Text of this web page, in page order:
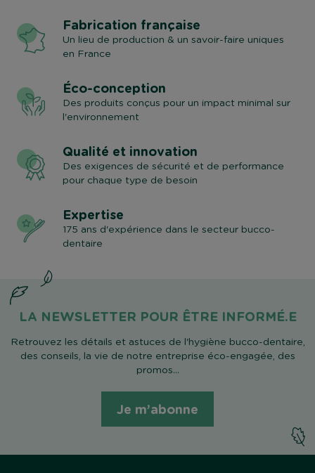
Fabrication française
Un lieu de production & un savoir-faire uniques
en France
Éco-conception
Des produits conçus pour un impact minimal sur
l'environnement
Qualité et innovation
Des exigences de sécurité et de performance
pour chaque type de besoin
Expertise
175 ans d'expérience dans le secteur bucco-
dentaire
LA NEWSLETTER POUR ÊTRE INFORMÉ.E
Retrouvez les détails et astuces de l'hygiène bucco-dentaire,
des conseils, la vie de notre entreprise éco-engagée, des
promos...
Je m’abonne